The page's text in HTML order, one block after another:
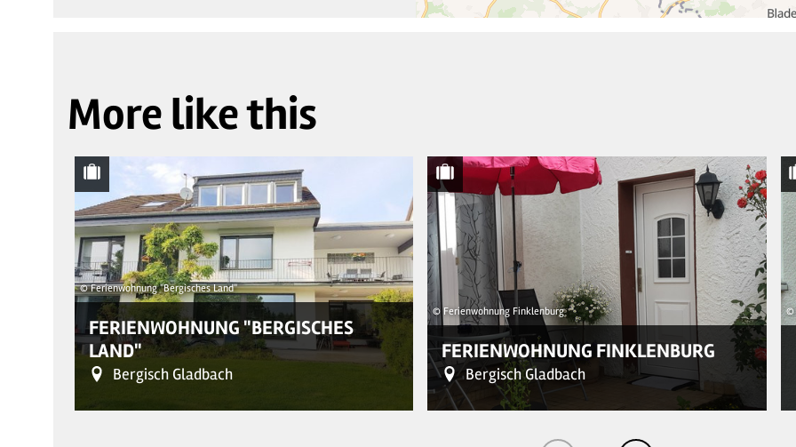
More like this
© Ferienwohnung "Bergisches Land"
FERIENWOHNUNG "BERGISCHES
LAND"
Bergisch Gladbach
© Ferienwohnung Finklenburg
FERIENWOHNUNG FINKLENBURG
Bergisch Gladbach
©